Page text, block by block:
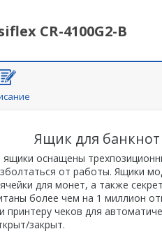
СR-4100G2-B
Ящик для банкнот
оснащены
от работы. Ящики
для монет, а также
более чем на 1 миллион
принтеру чеков для
закрыт.